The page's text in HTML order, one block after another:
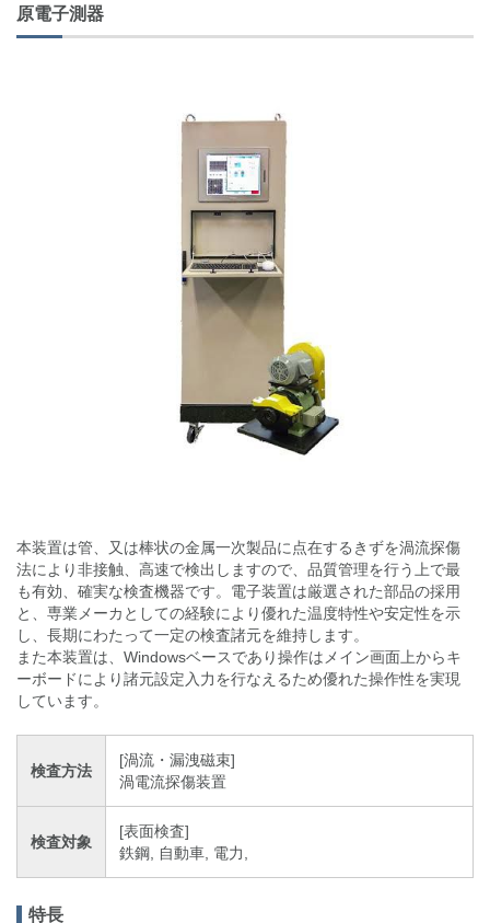
原電子測器
本装置は管、又は棒状の金属一次製品に点在するきずを渦流探傷
法により非接触、高速で検出しますので、品質管理を行う上で最
も有効、確実な検査機器です。電子装置は厳選された部品の採用
と、専業メーカとしての経験により優れた温度特性や安定性を示
し、長期にわたって一定の検査諸元を維持します。
また本装置は、Windowsベースであり操作はメイン画面上からキ
ーボードにより諸元設定入力を行なえるため優れた操作性を実現
しています。
検査方法
[渦流・漏洩磁束]
渦電流探傷装置
検査対象
[表面検査]
鉄鋼, 自動車, 電力,
特長